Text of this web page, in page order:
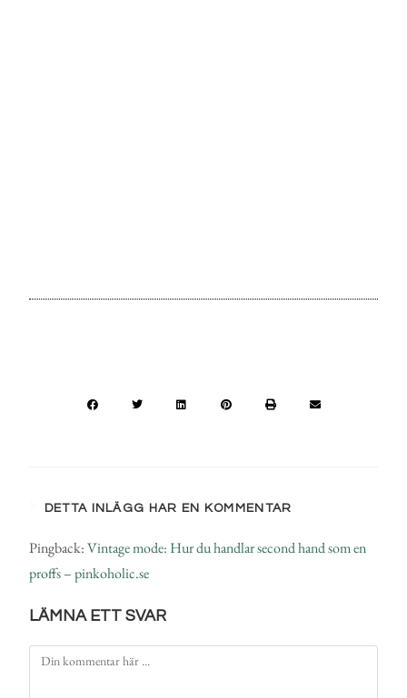
DETTA INLÄGG HAR EN KOMMENTAR
Pingback:Vintage mode: Hur du handlar second hand som en
proffs – pinkoholic.se
LÄMNA ETT SVAR